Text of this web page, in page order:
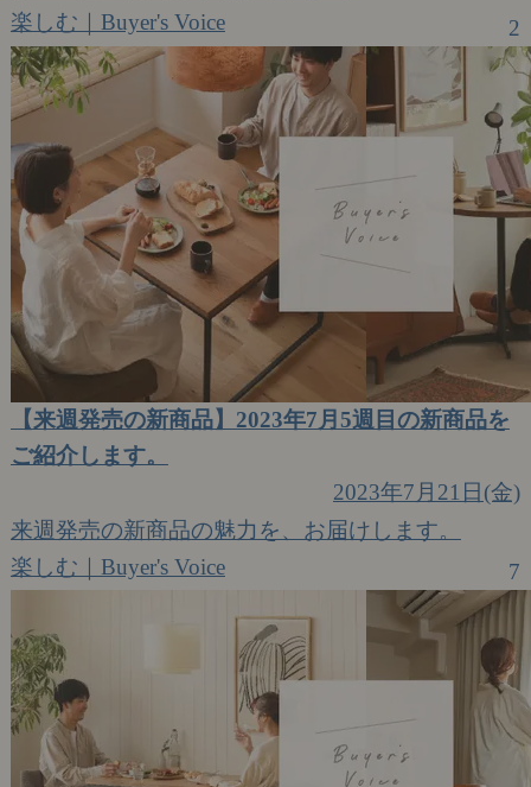
楽しむ｜Buyer's Voice
2
【来週発売の新商品】2023年7月5週目の新商品を
ご紹介します。
2023年7月21日(金)
来週発売の新商品の魅力を、お届けします。
楽しむ｜Buyer's Voice
7